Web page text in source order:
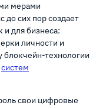
мерами
до сих пор создает
и для бизнеса:
личности и
блокчейн-технологии
систем
свои цифровые